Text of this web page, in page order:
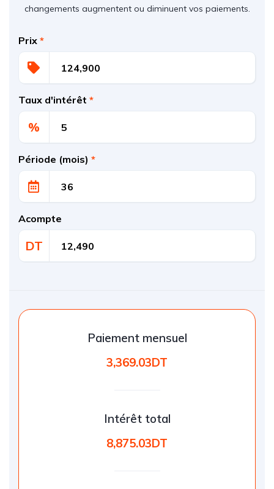
changements augmentent ou diminuent vos paiements.
Prix *
Taux d'intérêt *
%
Période (mois) *
Acompte
DT
Paiement mensuel
3,369.03DT
Intérêt total
8,875.03DT